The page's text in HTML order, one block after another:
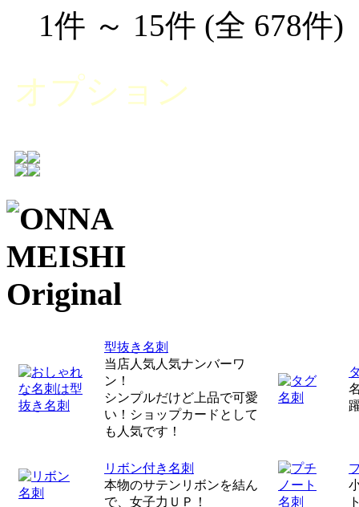
1件 ～ 15件 (全 678件)
オプション
型抜き名刺
当店人気人気ナンバーワ
ン！
シンプルだけど上品で可愛
い！ショップカードとして
も人気です！
リボン付き名刺
本物のサテンリボンを結ん
で、女子力ＵＰ！